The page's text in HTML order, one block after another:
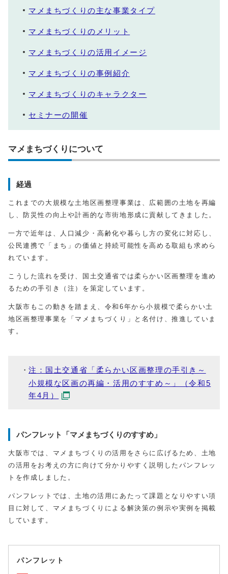
マメまちづくりの主な事業タイプ
マメまちづくりのメリット
マメまちづくりの活用イメージ
マメまちづくりの事例紹介
マメまちづくりのキャラクター
セミナーの開催
マメまちづくりについて
経過
これまでの大規模な土地区画整理事業は、広範囲の土地を再編
し、防災性の向上や計画的な市街地形成に貢献してきました。
一方で近年は、人口減少・高齢化や暮らし方の変化に対応し、
公民連携で「まち」の価値と持続可能性を高める取組も求めら
れています。
こうした流れを受け、国土交通省では柔らかい区画整理を進め
るための手引き（注）を策定しています。
大阪市もこの動きを踏まえ、令和6年から小規模で柔らかい土
地区画整理事業を「マメまちづくり」と名付け、推進していま
す。
注：国土交通省「柔らかい区画整理の手引き～
小規模な区画の再編・活用のすすめ～」（令和5
年4月）
パンフレット「マメまちづくりのすすめ」
大阪市では、マメまちづくりの活用をさらに広げるため、土地
の活用をお考えの方に向けて分かりやすく説明したパンフレッ
トを作成しました。
パンフレットでは、土地の活用にあたって課題となりやすい項
目に対して、マメまちづくりによる解決策の例示や実例を掲載
しています。
パンフレット